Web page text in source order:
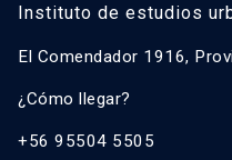
Instituto de estudios
El Comendador 1916,
¿Cómo llegar?
+56 95504 5505